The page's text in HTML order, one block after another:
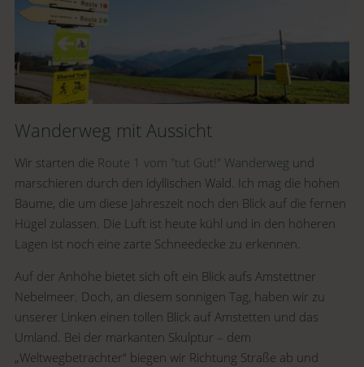
Wanderweg mit Aussicht
Wir starten die Route 1 vom "tut Gut!" Wanderweg und
marschieren durch den idyllischen Wald. Ich mag die hohen
Bäume, die um diese Jahreszeit noch den Blick auf die fernen
Hügel zulassen. Die Luft ist heute kühl und in den höheren
Lagen ist noch eine zarte Schneedecke zu erkennen.
Auf der Anhöhe bietet sich oft ein Blick aufs Amstettner
Nebelmeer. Doch, an diesem sonnigen Tag, haben wir zu
unserer Linken einen tollen Blick auf Amstetten und das
Umland. Bei der markanten Skulptur – dem
„Weltwegbetrachter“ biegen wir Richtung Straße ab und